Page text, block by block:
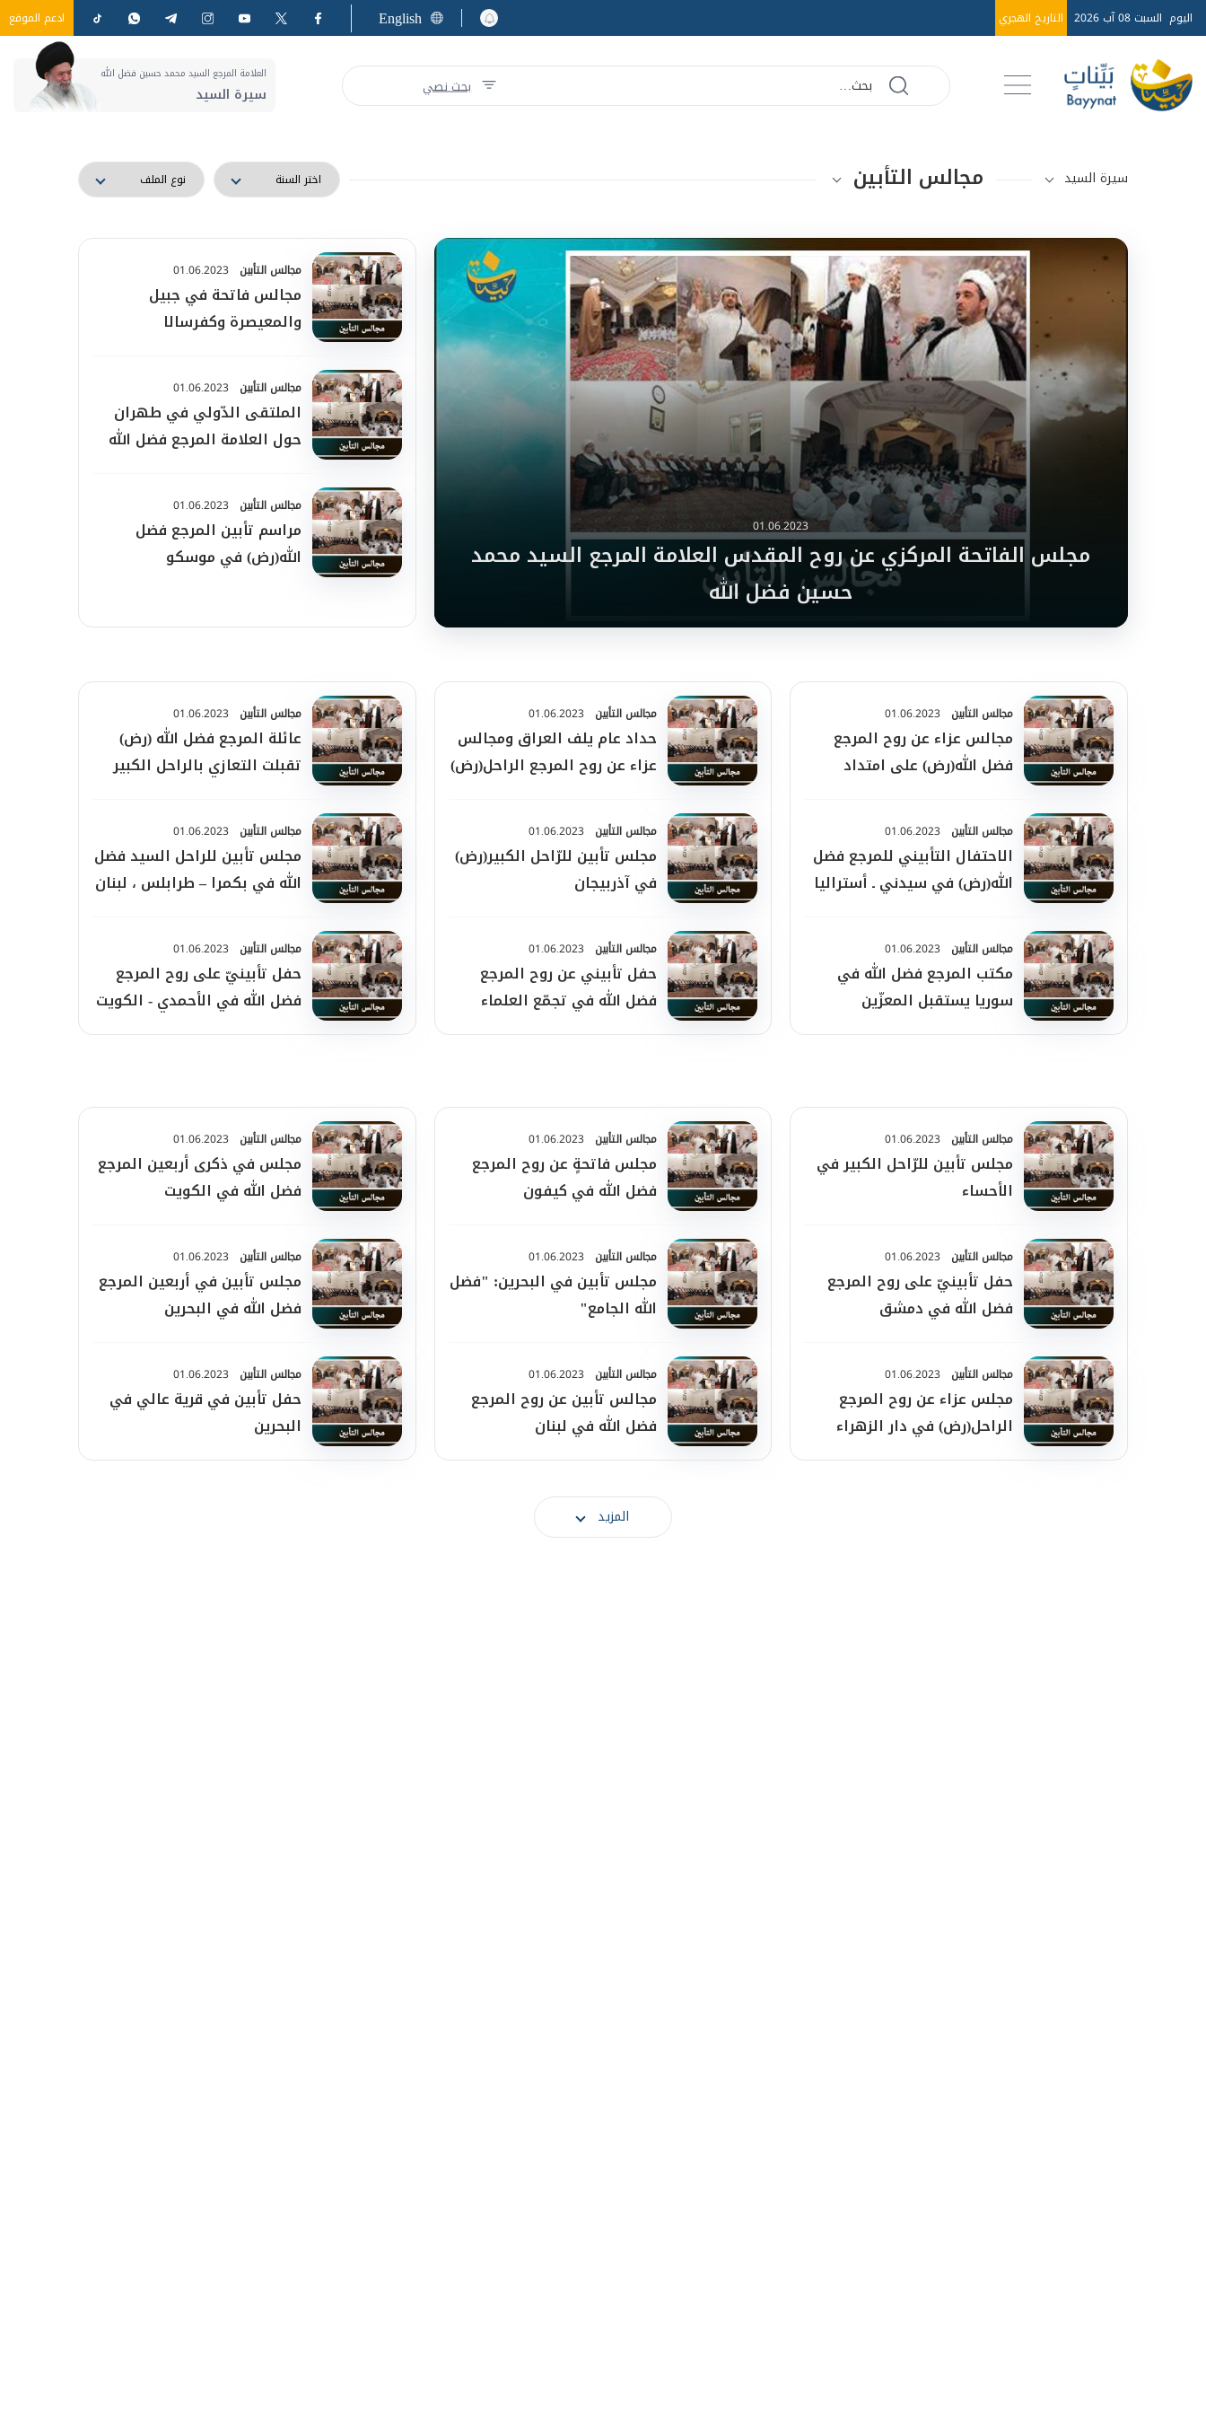
اليوم السبت 08 آب 2026 التاريخ الهجري English ادعم الموقع
بحث نصي
العلامة المرجع السيد محمد حسين فضل الله
سيرة السيد
سيرة السيد مجالس التأبين
01.06.2023
مجلس الفاتحة المركزي عن روح المقدس العلامة المرجع السيد محمد
حسين فضل الله
مجالس التأبين 01.06.2023
مجالس فاتحة في جبيل
والمعيصرة وكفرسالا
مجالس التأبين 01.06.2023
الملتقى الدّولي في طهران
حول العلامة المرجع فضل الله
مجالس التأبين 01.06.2023
مراسم تأبين المرجع فضل
‌الله(رض) في موسكو
مجالس التأبين 01.06.2023
مجالس عزاء عن روح المرجع
فضل الله(رض) على امتداد
المهجر
مجالس التأبين 01.06.2023
الاحتفال التأبيني للمرجع فضل
الله(رض) في سيدني ـ أستراليا
مجالس التأبين 01.06.2023
مكتب المرجع فضل الله في
سوريا يستقبل المعزّين
مجالس التأبين 01.06.2023
حداد عام يلف العراق ومجالس
عزاء عن روح المرجع الراحل(رض)
مجالس التأبين 01.06.2023
مجلس تأبين للرّاحل الكبير(رض)
في آذربيجان
مجالس التأبين 01.06.2023
حفل تأبيني عن روح المرجع
فضل الله في تجمّع العلماء
المسلمين
مجالس التأبين 01.06.2023
عائلة المرجع فضل الله (رض)
تقبلت التعازي بالراحل الكبير
مجالس التأبين 01.06.2023
مجلس تأبين للراحل السيد فضل
الله في بكمرا – طرابلس ، لبنان
مجالس التأبين 01.06.2023
حفل تأبينيّ على روح المرجع
فضل الله في الأحمدي - الكويت
مجالس التأبين 01.06.2023
مجلس تأبين للرّاحل الكبير في
الأحساء
مجالس التأبين 01.06.2023
حفل تأبينيّ على روح المرجع
فضل الله في دمشق
مجالس التأبين 01.06.2023
مجلس عزاء عن روح المرجع
الراحل(رض) في دار الزهراء
الكويت
مجالس التأبين 01.06.2023
مجلس فاتحةٍ عن روح المرجع
فضل الله في كيفون
مجالس التأبين 01.06.2023
مجلس تأبين في البحرين: "فضل
الله الجامع"
مجالس التأبين 01.06.2023
مجالس تأبين عن روح المرجع
فضل الله في لبنان
مجالس التأبين 01.06.2023
مجلس في ذكرى أربعين المرجع
فضل الله في الكويت
مجالس التأبين 01.06.2023
مجلس تأبين في أربعين المرجع
فضل الله في البحرين
مجالس التأبين 01.06.2023
حفل تأبين في قرية عالي في
البحرين
المزيد